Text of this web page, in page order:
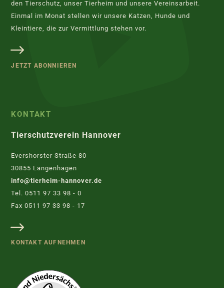
den Tierschutz, unser Tierheim und unsere Vereinsarbeit.
Einmal im Monat stellen wir unsere Katzen, Hunde und
Kleintiere, die zur Vermittlung stehen vor.
JETZT ABONNIEREN
KONTAKT
Tierschutzverein Hannover
Evershorster Straße 80
30855 Langenhagen
info@tierheim-hannover.de
Tel. 0511 97 33 98 - 0
Fax 0511 97 33 98 - 17
KONTAKT AUFNEHMEN